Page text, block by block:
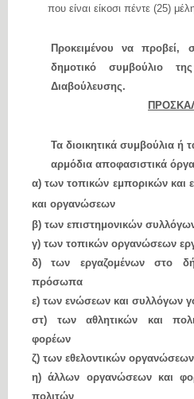
που είναι είκοσι πέντε (25)
Προκειμένου να
δημοτικό συμβούλιο
Διαβούλευσης.
Τα διοικητικά συμβούλια ή
αρμόδια αποφασιστικά
α) των τοπικών εμπορικών και
και οργανώσεων
β) των επιστημονικών
γ) των τοπικών οργανώσεων
δ) των εργαζομένων στο
πρόσωπα
ε) των ενώσεων και συλλόγων
στ) των αθλητικών και
φορέων
ζ) των εθελοντικών
η) άλλων οργανώσεων και
πολιτών